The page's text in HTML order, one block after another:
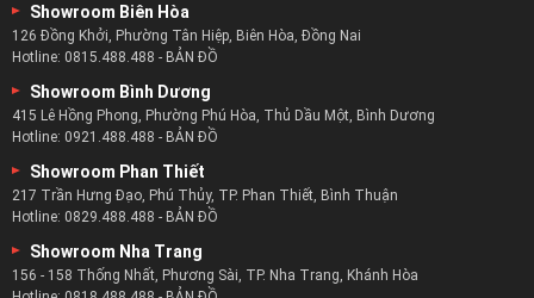
Showroom Biên Hòa
126 Đồng Khởi, Phường Tân Hiệp, Biên Hòa, Đồng Nai
Hotline: 0815.488.488 - BẢN ĐỒ
Showroom Bình Dương
415 Lê Hồng Phong, Phường Phú Hòa, Thủ Dầu Một, Bình Dương
Hotline: 0921.488.488 - BẢN ĐỒ
Showroom Phan Thiết
217 Trần Hưng Đạo, Phú Thủy, TP. Phan Thiết, Bình Thuận
Hotline: 0829.488.488 - BẢN ĐỒ
Showroom Nha Trang
156 - 158 Thống Nhất, Phương Sài, TP. Nha Trang, Khánh Hòa